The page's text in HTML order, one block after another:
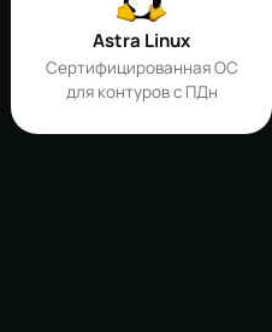
Astra Linux
Сертифицированная ОС
для контуров с ПДн